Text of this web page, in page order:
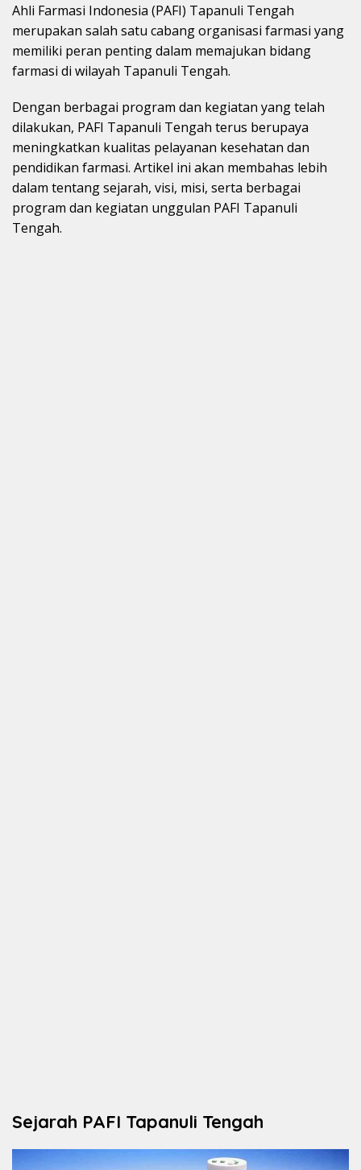
Ahli Farmasi Indonesia (PAFI) Tapanuli Tengah
merupakan salah satu cabang organisasi farmasi yang
memiliki peran penting dalam memajukan bidang
farmasi di wilayah Tapanuli Tengah.
Dengan berbagai program dan kegiatan yang telah
dilakukan, PAFI Tapanuli Tengah terus berupaya
meningkatkan kualitas pelayanan kesehatan dan
pendidikan farmasi. Artikel ini akan membahas lebih
dalam tentang sejarah, visi, misi, serta berbagai
program dan kegiatan unggulan PAFI Tapanuli
Tengah.
Sejarah PAFI Tapanuli Tengah